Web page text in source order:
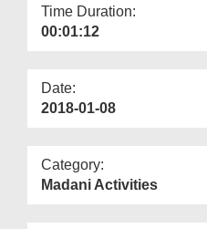
Time Duration:
00:01:12
Date:
2018-01-08
Category:
Madani Activities